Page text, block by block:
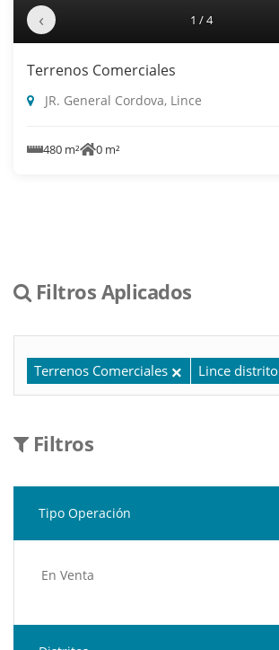
‹ 1 / 4
Terrenos Comerciales
JR. General Cordova, Lince
480 m² 0 m²
Filtros Aplicados
Terrenos Comerciales Lince distrito
Filtros
Tipo Operación
En Venta